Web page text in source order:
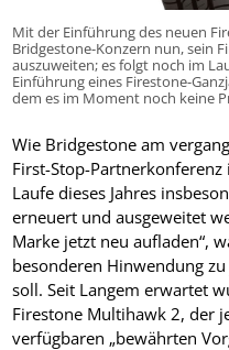
Mit der Einführung des neuen
Bridgestone-Konzern nun, sein
auszuweiten; es folgt noch im
Einführung eines Firestone-
dem es im Moment noch keine
Wie Bridgestone am
First-Stop-
Laufe dieses Jahres
erneuert und ausgeweitet
Marke jetzt neu aufladen“,
besonderen Hinwendung
soll. Seit Langem erwartet
Firestone Multihawk 2, der
verfügbaren „bewährten